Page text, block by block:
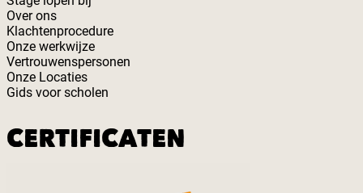
Over ons
Klachtenprocedure
Onze werkwijze
Vertrouwenspersonen
Onze Locaties
Gids voor scholen
CERTIFICATEN